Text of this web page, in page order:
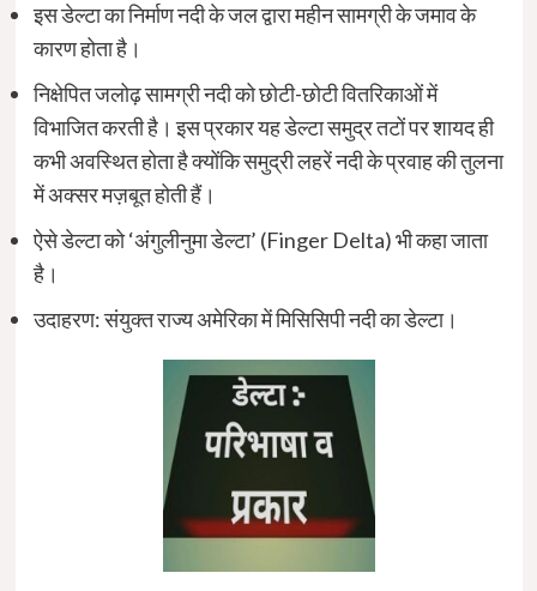
इस डेल्टा का निर्माण नदी के जल द्वारा महीन सामग्री के जमाव के
कारण होता है।
निक्षेपित जलोढ़ सामग्री नदी को छोटी-छोटी वितरिकाओं में
विभाजित करती है। इस प्रकार यह डेल्टा समुद्र तटों पर शायद ही
कभी अवस्थित होता है क्योंकि समुद्री लहरें नदी के प्रवाह की तुलना
में अक्सर मज़बूत होती हैं।
ऐसे डेल्टा को ‘अंगुलीनुमा डेल्टा’ (Finger Delta) भी कहा जाता
है।
उदाहरण: संयुक्त राज्य अमेरिका में मिसिसिपी नदी का डेल्टा।